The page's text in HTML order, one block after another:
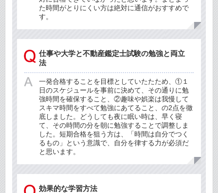
た時間がとりにくい方は絶対に通信がおすすめで
す。
仕事や大学と不動産鑑定士試験の勉強と両立
法
一発合格することを目標としていたたため、①１
日のスケジュールを事前に決めて、その通りに勉
強時間を確保すること、②趣味や娯楽は我慢して
スキマ時間をすべて勉強にあてること、の2点を徹
底しました。どうしても夜に眠い時は、早く寝
て、その時間の分を朝に勉強することで調整しま
した。短期合格を狙う方は、「時間は自分でつく
るもの」という意識で、自分を律する力が必須だ
と思います。
効果的な学習方法